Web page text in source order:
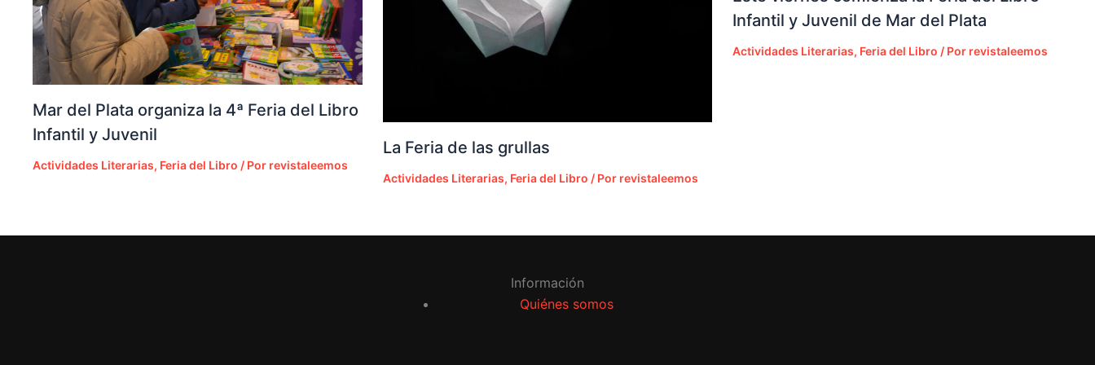
Mar del Plata organiza la 4ª Feria del Libro
Infantil y Juvenil
Actividades Literarias, Feria del Libro / Por revistaleemos
La Feria de las grullas
Actividades Literarias, Feria del Libro / Por revistaleemos
Infantil y Juvenil de Mar del Plata
Actividades Literarias, Feria del Libro / Por revistaleemos
Información
Quiénes somos